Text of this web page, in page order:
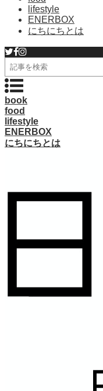
lifestyle
ENERBOX
にちにちとは
検
索
book
food
lifestyle
ENERBOX
にちにちとは